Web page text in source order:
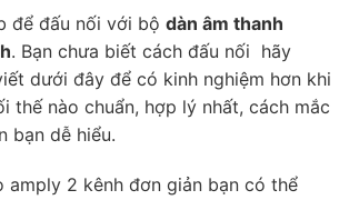
để đấu nối với bộ dàn âm thanh
. Bạn chưa biết cách đấu nối hãy
dưới đây để có kinh nghiệm hơn khi
thế nào chuẩn, hợp lý nhất, cách mắc
bạn dễ hiểu.
amply 2 kênh đơn giản bạn có thể